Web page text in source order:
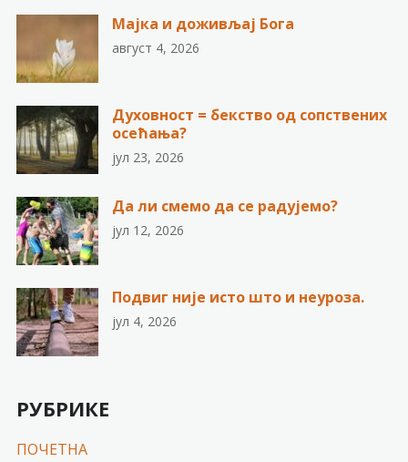
Мајка и доживљај Бога
август 4, 2026
Духовност = бекство од сопствених
осећања?
јул 23, 2026
Да ли смемо да се радујемо?
јул 12, 2026
Подвиг није исто што и неуроза.
јул 4, 2026
РУБРИКЕ
ПОЧЕТНА